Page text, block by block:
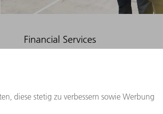
Financial Services